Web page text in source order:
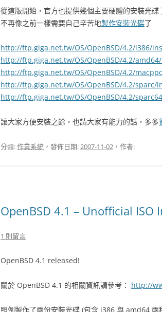
從這版開始，官方也提供幾個主要硬體的安裝光碟
不再像之前一樣需要自己辛苦地製作安裝光碟了
http://ftp.giga.net.tw/OS/OpenBSD/4.2/i386/
http://ftp.giga.net.tw/OS/OpenBSD/4.2/
http://ftp.giga.net.tw/OS/OpenBSD/4.2/
http://ftp.giga.net.tw/OS/OpenBSD/4.2/sparc/
http://ftp.giga.net.tw/OS/OpenBSD/4.2/
讓大家方便安裝之餘，也請大家有能力的話，多多
分類:作業系統 ，發佈日期:2007-11-02 ，作者:
OpenBSD 4.1 – Unofficial ISO
1 則留言
OpenBSD 4.1 released!
關於 OpenBSD 4.1 的相關資訊請參考： http://
照例製作了兩份安裝光碟 (包含 i386 與 amd64